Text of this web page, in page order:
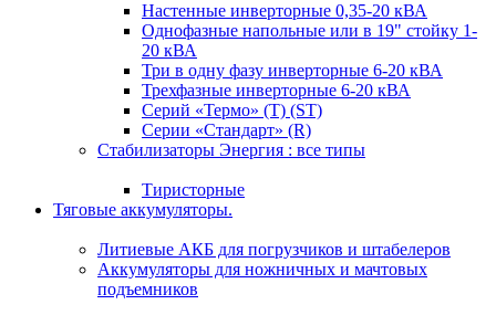
Настенные инверторные 0,35-20 кВА
Однофазные напольные или в 19" стойку 1-
20 кВА
Три в одну фазу инверторные 6-20 кВА
Трехфазные инверторные 6-20 кВА
Серий «Термо» (T) (ST)
Серии «Стандарт» (R)
Стабилизаторы Энергия : все типы
Тиристорные
Тяговые аккумуляторы.
Литиевые АКБ для погрузчиков и штабелеров
Аккумуляторы для ножничных и мачтовых
подъемников